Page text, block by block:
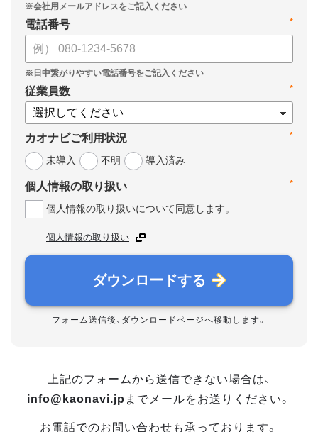
*
電話番号
*
従業員数
*
カオナビご利用状況
未導入
不明 導入済み
*
個人情報の取り扱い
個人情報の取り扱いについて同意します。
個人情報の取り扱い
ダウンロードする
フォーム送信後、ダウンロードページへ移動します。
上記のフォームから送信できない場合は、
info@kaonavi.jp までメールをお送りください。
お電話でのお問い合わせも承っております。